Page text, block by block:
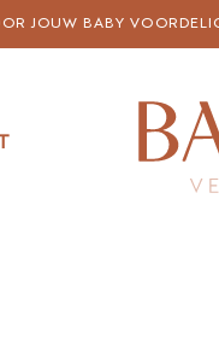
JOUW BABY